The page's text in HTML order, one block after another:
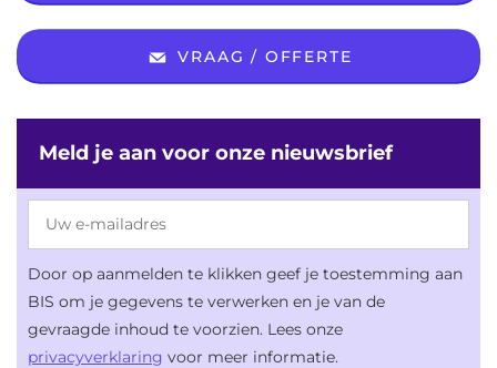
VRAAG / OFFERTE
Meld je aan voor onze nieuwsbrief
Door op aanmelden te klikken geef je toestemming aan
BIS om je gegevens te verwerken en je van de
gevraagde inhoud te voorzien. Lees onze
privacyverklaring voor meer informatie.